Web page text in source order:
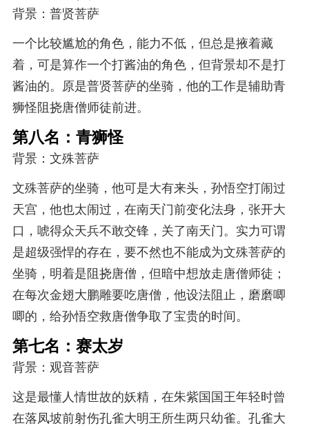
背景：普贤菩萨
一个比较尴尬的角色，能力不低，但总是掖着藏
着，可是算作一个打酱油的角色，但背景却不是打
酱油的。原是普贤菩萨的坐骑，他的工作是辅助青
狮怪阻挠唐僧师徒前进。
第八名：青狮怪
背景：文殊菩萨
文殊菩萨的坐骑，他可是大有来头，孙悟空打闹过
天宫，他也太闹过，在南天门前变化法身，张开大
口，唬得众天兵不敢交锋，关了南天门。实力可谓
是超级强悍的存在，要不然也不能成为文殊菩萨的
坐骑，明着是阻挠唐僧，但暗中想放走唐僧师徒；
在每次金翅大鹏雕要吃唐僧，他设法阻止，磨磨唧
唧的，给孙悟空救唐僧争取了宝贵的时间。
第七名：赛太岁
背景：观音菩萨
这是最懂人情世故的妖精，在朱紫国国王年轻时曾
在落凤坡前射伤孔雀大明王所生两只幼雀。孔雀大